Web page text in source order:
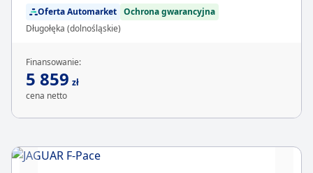
Oferta Automarket Ochrona gwarancyjna
Długołęka (dolnośląskie)
Finansowanie:
5 859 zł
cena netto